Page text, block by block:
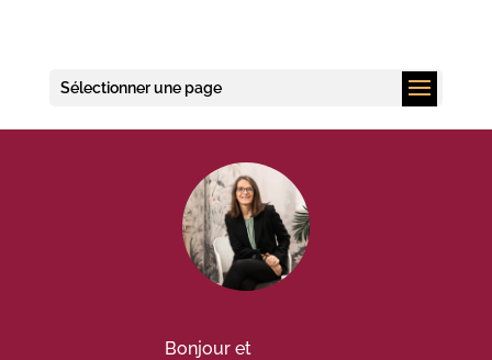
Sélectionner une page
Bonjour et